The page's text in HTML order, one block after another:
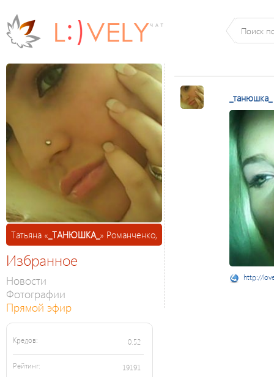
Татьяна « _ТАНЮШКА_ » Романченко,
Избранное
Новости
Фотографии
Прямой эфир
Кредов: 0.52
Рейтинг: 19191
_танюшка_
http://